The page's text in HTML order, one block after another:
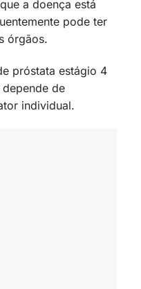
a doença está
pode ter
órgãos.
próstata estágio 4
de
individual.